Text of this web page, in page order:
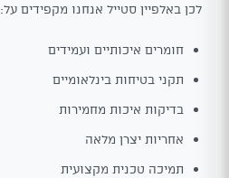
לכן באלפיין סטייל אנחנו מקפידים על:
חומרים איכותיים ועמידים
תקני בטיחות בינלאומיים
בדיקות איכות מחמירות
אחריות יצרן מלאה
תמיכה טכנית מקצועית